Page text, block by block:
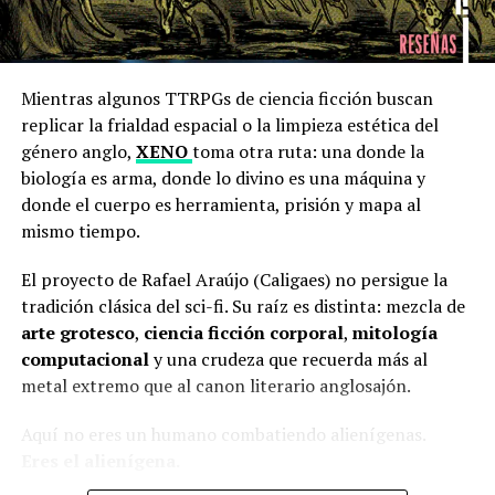
aprender.
Una vez elegida la raza, se debe seleccionar una clase.
Existen 11 clases a nivel de carrera 1, 9 a nivel 2, 8 a
nivel 3, 5 a nivel 4 y 3 a nivel 5. ¿A qué nos referimos con
esto?
El manual utiliza lo que llama un sistema de carreras
para cada clase. Se selecciona una carrera a nivel 1, y al
avanzar, se incursiona más y más en rubros más
específicos. El progreso funciona a través de la
experiencia ganada al salir victorioso en encuentros de
combate. Cuando un personaje adquiere una carrera,
obtiene todas sus habilidades y conocimientos, pero
debe completar avances mencionados para incrementar
sus estadísticas base.
Exploración, misterio y un universo
que no está hecho para ti
Mientras algunos TTRPGs de ciencia ficción buscan
replicar la frialdad espacial o la limpieza estética del
género anglo, XENOtoma otra ruta: una donde la
biología es arma, donde lo divino es una máquina y
donde el cuerpo es herramienta, prisión y mapa al
mismo tiempo.
El proyecto de Rafael Araújo (Caligaes) no persigue la
tradición clásica del sci-fi. Su raíz es distinta: mezcla de
arte grotesco, ciencia ficción corporal, mitología
computacionaly una crudeza que recuerda más al
metal extremo que al canon literario anglosajón.
Aquí no eres un humano combatiendo alienígenas.